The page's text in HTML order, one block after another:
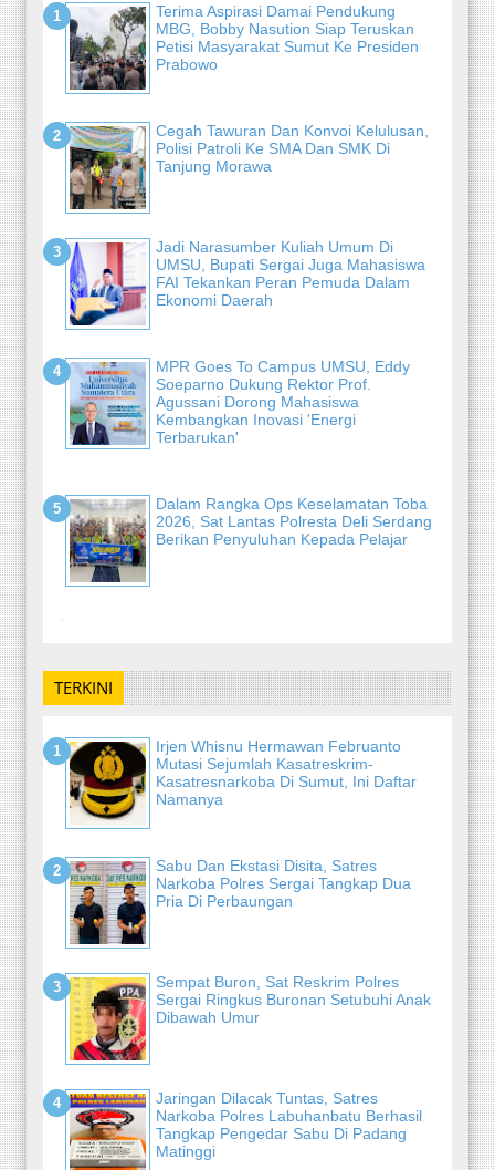
Terima Aspirasi Damai Pendukung
MBG, Bobby Nasution Siap Teruskan
Petisi Masyarakat Sumut Ke Presiden
Prabowo
Cegah Tawuran Dan Konvoi Kelulusan,
Polisi Patroli Ke SMA Dan SMK Di
Tanjung Morawa
Jadi Narasumber Kuliah Umum Di
UMSU, Bupati Sergai Juga Mahasiswa
FAI Tekankan Peran Pemuda Dalam
Ekonomi Daerah
MPR Goes To Campus UMSU, Eddy
Soeparno Dukung Rektor Prof.
Agussani Dorong Mahasiswa
Kembangkan Inovasi 'Energi
Terbarukan'
Dalam Rangka Ops Keselamatan Toba
2026, Sat Lantas Polresta Deli Serdang
Berikan Penyuluhan Kepada Pelajar
-
TERKINI
Irjen Whisnu Hermawan Februanto
Mutasi Sejumlah Kasatreskrim-
Kasatresnarkoba Di Sumut, Ini Daftar
Namanya
Sabu Dan Ekstasi Disita, Satres
Narkoba Polres Sergai Tangkap Dua
Pria Di Perbaungan
Sempat Buron, Sat Reskrim Polres
Sergai Ringkus Buronan Setubuhi Anak
Dibawah Umur
Jaringan Dilacak Tuntas, Satres
Narkoba Polres Labuhanbatu Berhasil
Tangkap Pengedar Sabu Di Padang
Matinggi